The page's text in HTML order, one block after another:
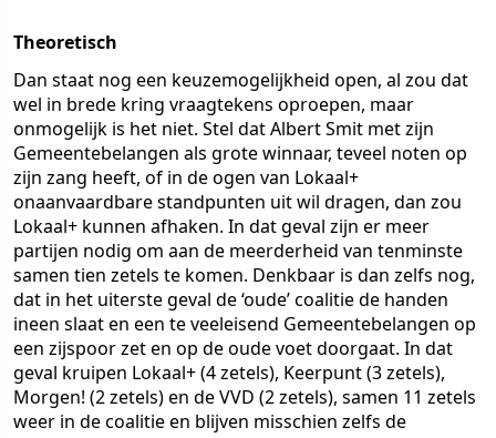
Theoretisch
Dan staat nog een keuzemogelijkheid open, al zou dat
wel in brede kring vraagtekens oproepen, maar
onmogelijk is het niet. Stel dat Albert Smit met zijn
Gemeentebelangen als grote winnaar, teveel noten op
zijn zang heeft, of in de ogen van Lokaal+
onaanvaardbare standpunten uit wil dragen, dan zou
Lokaal+ kunnen afhaken. In dat geval zijn er meer
partijen nodig om aan de meerderheid van tenminste
samen tien zetels te komen. Denkbaar is dan zelfs nog,
dat in het uiterste geval de ‘oude’ coalitie de handen
ineen slaat en een te veeleisend Gemeentebelangen op
een zijspoor zet en op de oude voet doorgaat. In dat
geval kruipen Lokaal+ (4 zetels), Keerpunt (3 zetels),
Morgen! (2 zetels) en de VVD (2 zetels), samen 11 zetels
weer in de coalitie en blijven misschien zelfs de